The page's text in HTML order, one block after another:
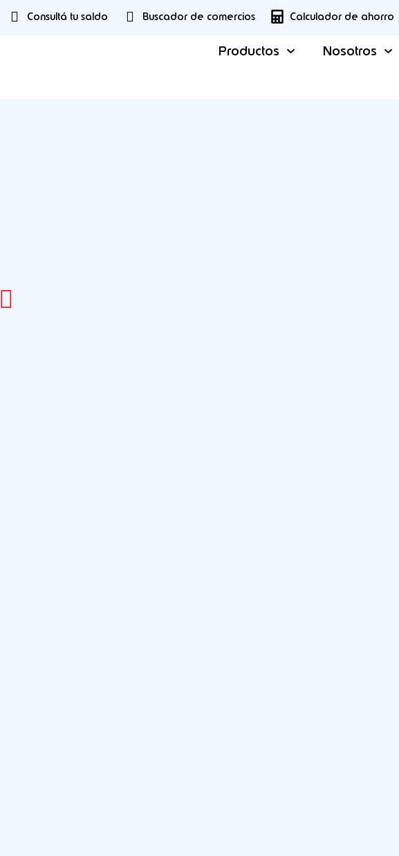
Consultá tu saldo Buscador de comercios Calculador de ahorro
Productos Nosotros